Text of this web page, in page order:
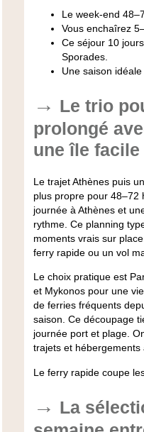
Le week-end
Vous enchaîrez
Ce séjour 10
Sporades.
Une saison
Le trio
prolongé
une île facile
Le trajet Athènes puis
plus propre pour 48–72
journée à Athènes et
rythme. Ce planning
moments vrais sur
ferry rapide ou un vol
Le choix pratique est
et Mykonos pour une
de ferries fréquents
saison. Ce découpage
journée port et plage.
trajets et hébergements
Le ferry rapide coupe
La